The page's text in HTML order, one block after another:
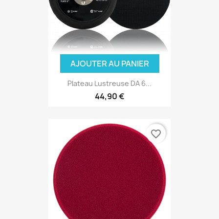
AJOUTER AU PANIER
Plateau Lustreuse DA 6...
44,90 €
favorite_border